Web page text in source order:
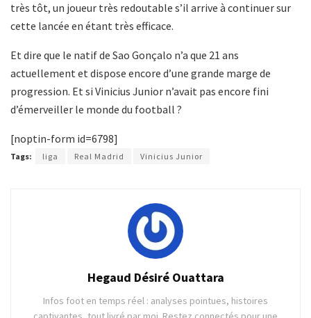
très tôt, un joueur très redoutable s’il arrive à continuer sur
cette lancée en étant très efficace.
Et dire que le natif de Sao Gonçalo n’a que 21 ans
actuellement et dispose encore d’une grande marge de
progression. Et si Vinicius Junior n’avait pas encore fini
d’émerveiller le monde du football ?
[noptin-form id=6798]
Tags: liga Real Madrid Vinicius Junior
Hegaud Désiré Ouattara
Infos foot en temps réel : analyses pointues, histoires